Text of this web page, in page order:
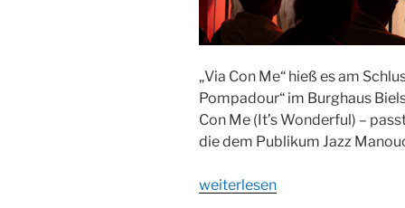
„Via Con Me“ hieß es am
Pompadour“ im Burghaus
Con Me (It’s Wonderful) –
die dem Publikum Jazz
„Wunderbare
weiterlesen